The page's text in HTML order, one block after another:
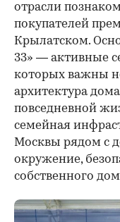
отрасли
покупателей
Крылатском.
33» — активные
которых важны
архитектура
повседневной
семейная
Москвы рядом с
окружение,
собственного